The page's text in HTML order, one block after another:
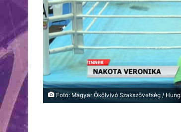
Fotó: Magyar Ökölvívó Szakszövetség /